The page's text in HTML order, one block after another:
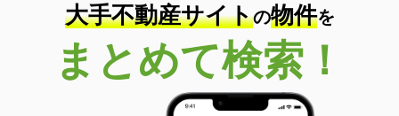
大手不動産サイトの物件を
まとめて検索！